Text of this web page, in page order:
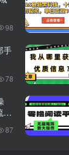
98
手
78
87